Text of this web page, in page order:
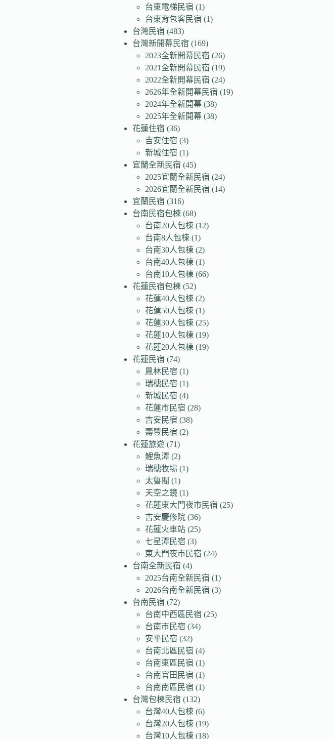
台東電梯民宿 (1)
台東背包客民宿 (1)
台灣民宿 (483)
台灣新開幕民宿 (169)
2023全新開幕民宿 (26)
2021全新開幕民宿 (19)
2022全新開幕民宿 (24)
2626年全新開幕民宿 (19)
2024年全新開幕 (38)
2025年全新開幕 (38)
花蓮住宿 (36)
吉安住宿 (3)
新城住宿 (1)
宜蘭全新民宿 (45)
2025宜蘭全新民宿 (24)
2026宜蘭全新民宿 (14)
宜蘭民宿 (316)
台南民宿包棟 (68)
台南20人包棟 (12)
台南8人包棟 (1)
台南30人包棟 (2)
台南40人包棟 (1)
台南10人包棟 (66)
花蓮民宿包棟 (52)
花蓮40人包棟 (2)
花蓮50人包棟 (1)
花蓮30人包棟 (25)
花蓮10人包棟 (19)
花蓮20人包棟 (19)
花蓮民宿 (74)
鳳林民宿 (1)
瑞穗民宿 (1)
新城民宿 (4)
花蓮市民宿 (28)
吉安民宿 (38)
壽豐民宿 (2)
花蓮旅遊 (71)
鯉魚潭 (2)
瑞穗牧場 (1)
太魯閣 (1)
天空之鏡 (1)
花蓮東大門夜市民宿 (25)
吉安慶修院 (36)
花蓮火車站 (25)
七星潭民宿 (3)
東大門夜市民宿 (24)
台南全新民宿 (4)
2025台南全新民宿 (1)
2026台南全新民宿 (3)
台南民宿 (72)
台南中西區民宿 (25)
台南市民宿 (34)
安平民宿 (32)
台南北區民宿 (4)
台南東區民宿 (1)
台南官田民宿 (1)
台南南區民宿 (1)
台灣包棟民宿 (132)
台灣40人包棟 (6)
台灣20人包棟 (19)
台灣10人包棟 (18)